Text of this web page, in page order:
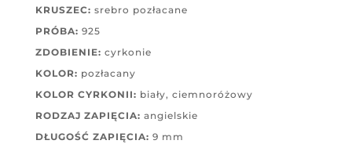
KRUSZEC: srebro pozłacane
PRÓBA: 925
ZDOBIENIE: cyrkonie
KOLOR: pozłacany
KOLOR CYRKONII: biały, ciemnoróżowy
RODZAJ ZAPIĘCIA: angielskie
DŁUGOŚĆ ZAPIĘCIA: 9 mm